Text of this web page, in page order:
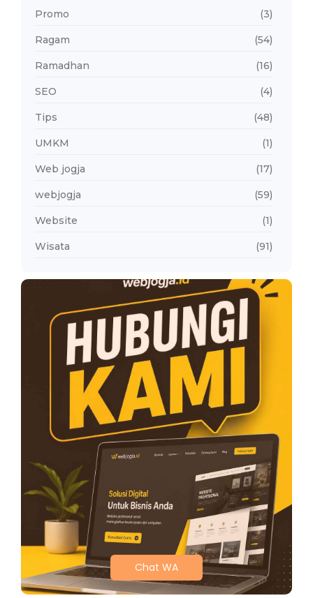
Promo (3)
Ragam (54)
Ramadhan (16)
SEO (4)
Tips (48)
UMKM (1)
Web jogja (17)
webjogja (59)
Website (1)
Wisata (91)
Chat WA